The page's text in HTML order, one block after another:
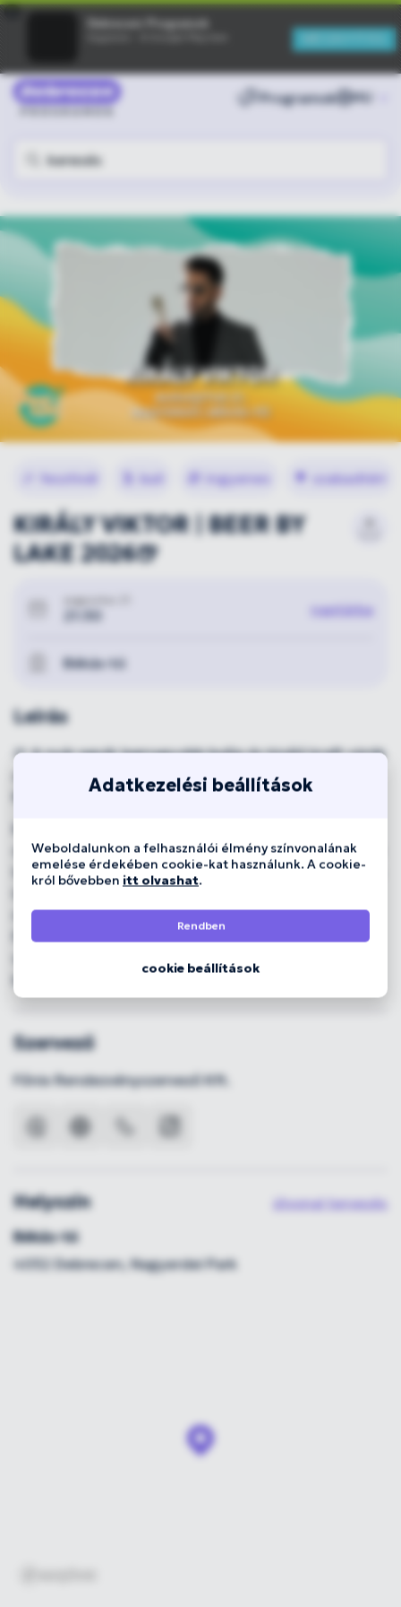
Programok
fesztivál buli ingyenes 🌳 szabadtéri
KIRÁLY VIKTOR | BEER BY
LAKE 2026🍺
21:30 naptárba
Békás-tó
Leírás
🍺 A nyár egyik legnagyobb bulija és kiváló kraft sörök
a Nagyerdő szívében, a Békás-tónál! 🎶
Király Viktor | 2026. augusztus 21. – 21:30
dalszerző, aki 2008-ban a Megasztár 4 győzteseként
lett az „Év hangja”. 🎤 Azóta a hazai pop és R&B egyik
nevéhez, mint a Solo, a Crazy vagy a Forgószél.
Pályája során az amerikai The Voice-ban is
versenyzett, Adam Levine csapatában a legjobbak
Szervező
Főnix Rendezvényszervező Kft.
Helyszín
útvonal tervezés
Békás-tó
4032 Debrecen, Nagyerdei Park
Adatkezelési beállítások
Weboldalunkon a felhasználói élmény színvonalának
emelése érdekében cookie-kat használunk. A cookie-
król bővebben itt olvashat.
Rendben
cookie beállítások